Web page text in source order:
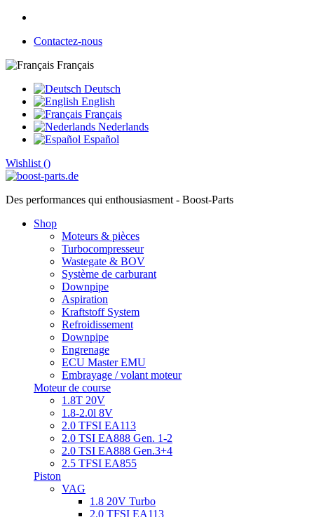
Contactez-nous
Français
Deutsch
English
Français
Nederlands
Español
Wishlist ()
Des performances qui enthousiasment - Boost-Parts
Shop
Moteurs & pièces
Turbocompresseur
Wastegate & BOV
Système de carburant
Downpipe
Aspiration
Kraftstoff System
Refroidissement
Downpipe
Engrenage
ECU Master EMU
Embrayage / volant moteur
Moteur de course
1.8T 20V
1.8-2.0l 8V
2.0 TFSI EA113
2.0 TSI EA888 Gen. 1-2
2.0 TSI EA888 Gen.3+4
2.5 TFSI EA855
Piston
VAG
1.8 20V Turbo
2.0 TFSI EA113